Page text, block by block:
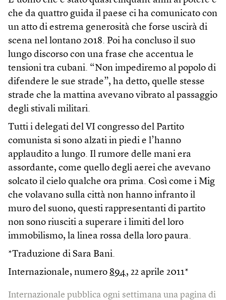
che da quattro guida il paese ci ha comunicato con
un atto di estrema generosità che forse uscirà di
scena nel lontano 2018. Poi ha concluso il suo
lungo discorso con una frase che accentua le
tensioni tra cubani. “Non impediremo al popolo di
difendere le sue strade”, ha detto, quelle stesse
strade che la mattina avevano vibrato al passaggio
degli stivali militari.
Tutti i delegati del VI congresso del Partito
comunista si sono alzati in piedi e l’hanno
applaudito a lungo. Il rumore delle mani era
assordante, come quello degli aerei che avevano
solcato il cielo qualche ora prima. Così come i Mig
che volavano sulla città non hanno infranto il
muro del suono, questi rappresentanti di partito
non sono riusciti a superare i limiti del loro
immobilismo, la linea rossa della loro paura.
*Traduzione di Sara Bani.
Internazionale, numero 894, 22 aprile 2011*
Internazionale pubblica ogni settimana una pagina di